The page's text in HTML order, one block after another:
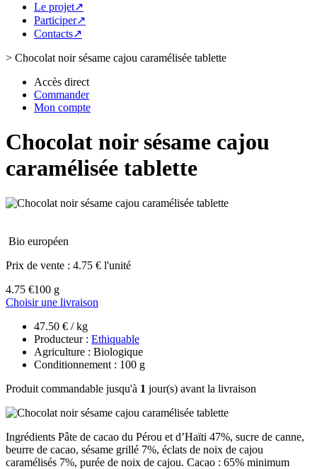
Le projet↗
Participer↗
Contacts↗
> Chocolat noir sésame cajou caramélisée tablette
Accès direct
Commander
Mon compte
Chocolat noir sésame cajou
caramélisée tablette
Bio européen
Prix de vente : 4.75 € l'unité
4.75 €100 g
Choisir une livraison
47.50 € / kg
Producteur : Ethiquable
Agriculture : Biologique
Conditionnement : 100 g
Produit commandable jusqu'à 1 jour(s) avant la livraison
Ingrédients Pâte de cacao du Pérou et d’Haïti 47%, sucre de canne,
beurre de cacao, sésame grillé 7%, éclats de noix de cajou
caramélisés 7%, purée de noix de cajou. Cacao : 65% minimum